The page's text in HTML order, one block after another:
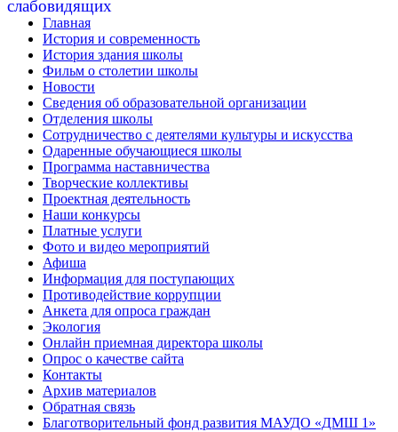
Главная
История и современность
История здания школы
Фильм о столетии школы
Новости
Сведения об образовательной организации
Отделения школы
Сотрудничество с деятелями культуры и искусства
Одаренные обучающиеся школы
Программа наставничества
Творческие коллективы
Проектная деятельность
Наши конкурсы
Платные услуги
Фото и видео мероприятий
Афиша
Информация для поступающих
Противодействие коррупции
Анкета для опроса граждан
Экология
Онлайн приемная директора школы
Опрос о качестве сайта
Контакты
Архив материалов
Обратная связь
Благотворительный фонд развития МАУДО «ДМШ 1»